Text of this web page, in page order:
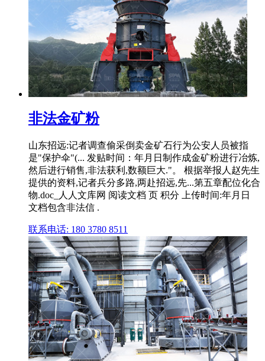
非法金矿粉
山东招远:记者调查偷采倒卖金矿石行为公安人员被指
是"保护伞"(... 发贴时间：年月日制作成金矿粉进行冶炼,
然后进行销售,非法获利,数额巨大."。 根据举报人赵先生
提供的资料,记者兵分多路,两赴招远,先...第五章配位化合
物.doc_人人文库网 阅读文档 页 积分 上传时间:年月日
文档包含非法信 .
联系电话: 180 3780 8511